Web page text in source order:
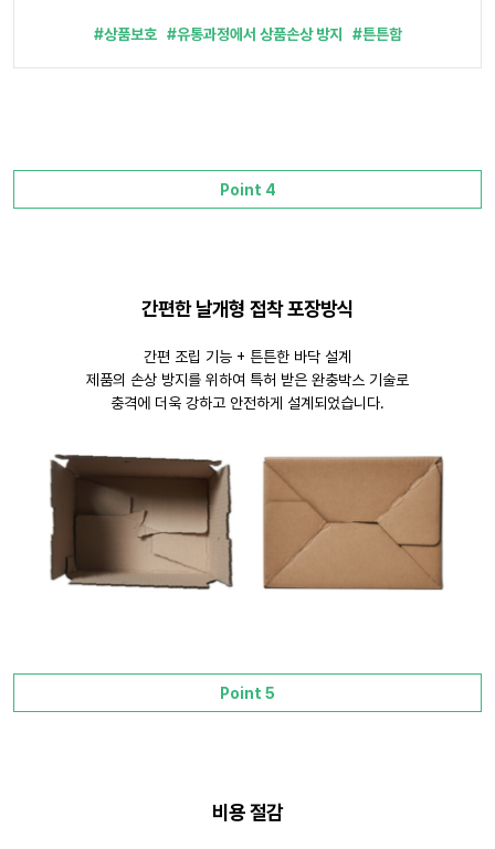
#상품보호 #유통과정에서 상품손상 방지 #튼튼함
Point 4
간편한 날개형 접착 포장방식
간편 조립 기능 + 튼튼한 바닥 설계
제품의 손상 방지를 위하여 특허 받은 완충박스 기술로
충격에 더욱 강하고 안전하게 설계되었습니다.
Point 5
비용 절감